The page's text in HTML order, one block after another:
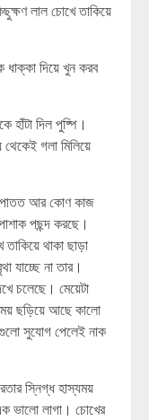
লাল চোখে তাকিয়ে
দিয়ে খুন করব
হাঁটা দিল পুষ্পি।
গলা মিলিয়ে
আর কোণ কাজ
পছন্দ করছে।
থাকা ছাড়া
না তার।
চলেছে। মেয়েটা
ছড়িয়ে আছে কালো
সুযোগ পেলেই নাক
স্নিগ্ধ হাস্যময়
ভালো লাগা। চোখের